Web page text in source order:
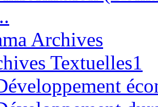
Archives
Textuelles1